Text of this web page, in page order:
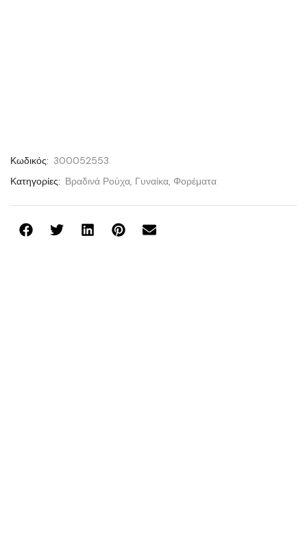
Κωδικός: 300052553
Κατηγορίες: Βραδινά Ρούχα, Γυναίκα, Φορέματα